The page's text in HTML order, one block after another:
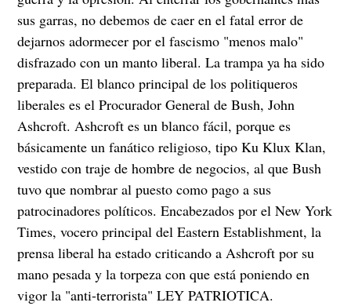
sus garras, no debemos de caer en el fatal error de
dejarnos adormecer por el fascismo "menos malo"
disfrazado con un manto liberal. La trampa ya ha sido
preparada. El blanco principal de los politiqueros
liberales es el Procurador General de Bush, John
Ashcroft. Ashcroft es un blanco fácil, porque es
básicamente un fanático religioso, tipo Ku Klux Klan,
vestido con traje de hombre de negocios, al que Bush
tuvo que nombrar al puesto como pago a sus
patrocinadores políticos. Encabezados por el New York
Times, vocero principal del Eastern Establishment, la
prensa liberal ha estado criticando a Ashcroft por su
mano pesada y la torpeza con que está poniendo en
vigor la "anti-terrorista" LEY PATRIOTICA.